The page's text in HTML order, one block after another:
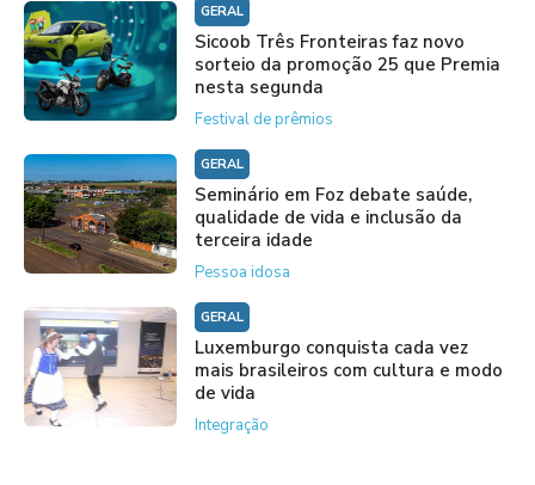
GERAL
Sicoob Três Fronteiras faz novo
sorteio da promoção 25 que Premia
nesta segunda
Festival de prêmios
GERAL
Seminário em Foz debate saúde,
qualidade de vida e inclusão da
terceira idade
Pessoa idosa
GERAL
Luxemburgo conquista cada vez
mais brasileiros com cultura e modo
de vida
Integração